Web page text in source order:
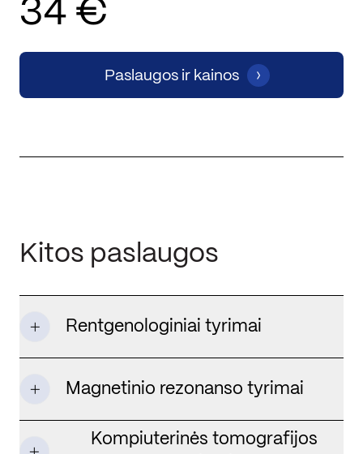
34 €
Paslaugos ir kainos
Kitos paslaugos
Rentgenologiniai tyrimai
Magnetinio rezonanso tyrimai
Kompiuterinės tomografijos